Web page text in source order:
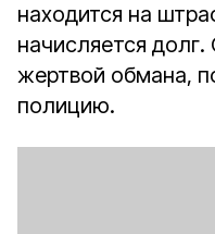
находится на
начисляется долг.
жертвой обмана,
полицию.